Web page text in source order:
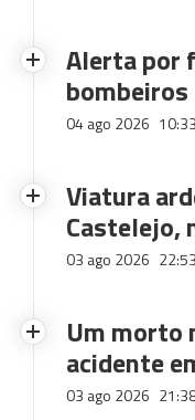
Alerta por
bombeiros
04 ago 2026 10:33
Viatura
Castelejo,
03 ago 2026 22:53
Um morto
acidente
03 ago 2026